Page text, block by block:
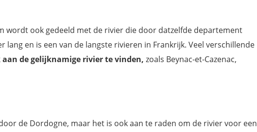
wordt ook gedeeld met de rivier die door datzelfde departement
en is een van de langste rivieren in Frankrijk. Veel verschillende
de gelijknamige rivier te vinden, zoals Beynac-et-Cazenac,
de Dordogne, maar het is ook aan te raden om de rivier voor een